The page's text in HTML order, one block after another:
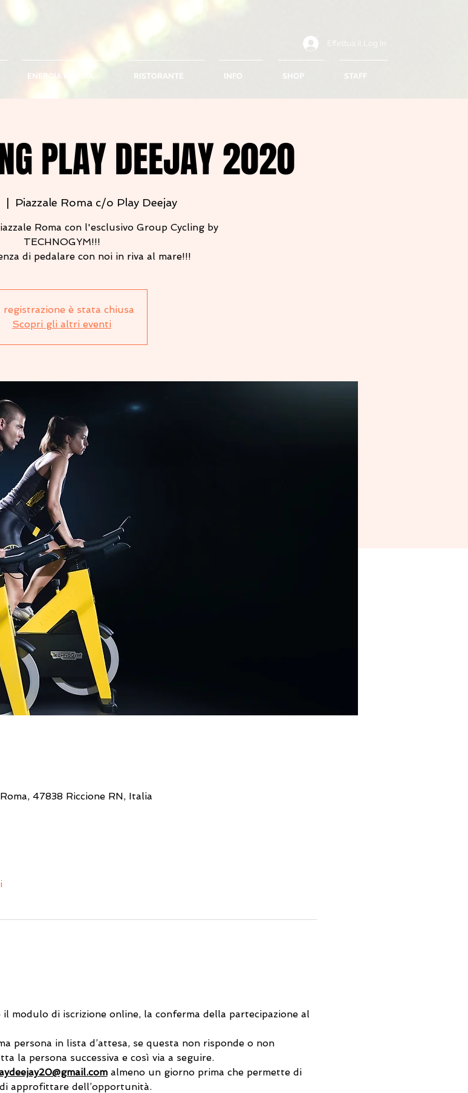
Effettua il Log In
ENERGIA MEDIKA RISTORANTE INFO SHOP STAFF
PLAY DEEJAY 2020
Piazzale Roma c/o Play Deejay
Roma con l'esclusivo Group Cycling by
TECHNOGYM!!!
di pedalare con noi in riva al mare!!!
registrazione è stata chiusa
Scopri gli altri eventi
47838 Riccione RN, Italia
modulo di iscrizione online, la conferma della partecipazione al
persona in lista d’attesa, se questa non risponde o non
la persona successiva e così via a seguire.
almeno un giorno prima che permette di
approfittare dell’opportunità.